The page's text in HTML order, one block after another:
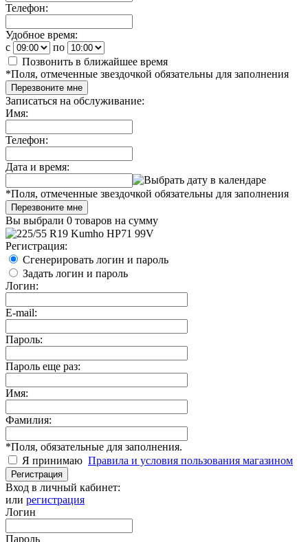
Телефон:
Удобное время:
c
по
Позвонить в ближайшее время
*Поля, отмеченные звездочкой обязательны для заполнения
Перезвоните мне
Записаться на обслуживание:
Имя:
Телефон:
Дата и время:
*Поля, отмеченные звездочкой обязательны для заполнения
Перезвоните мне
Вы выбрали 0 товаров на сумму
Регистрация:
Сгенерировать логин и пароль
Задать логин и пароль
Логин:
E-mail:
Пароль:
Пароль еще раз:
Имя:
Фамилия:
*Поля, обязательные для заполнения.
Я принимаю Правила и условия пользования магазином
Регистрация
Вход в личный кабинет:
или регистрация
Логин
Пароль